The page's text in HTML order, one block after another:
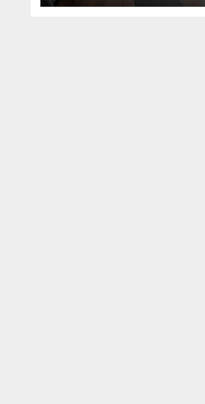
штрафе»